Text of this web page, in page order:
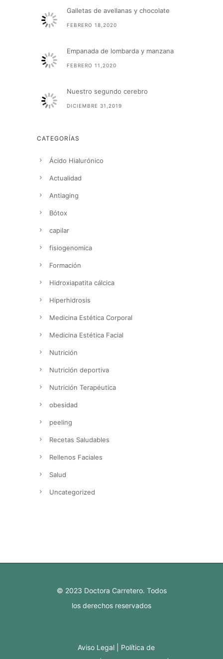
Galletas de avellanas y chocolate
FEBRERO 18,2020
Empanada de lombarda y manzana
FEBRERO 11,2020
Nuestro segundo cerebro
DICIEMBRE 31,2019
CATEGORÍAS
Ácido Hialurónico
Actualidad
Antiaging
Bótox
capilar
fisiogenomica
Formación
Hidroxiapatita cálcica
Hiperhidrosis
Medicina Estética Corporal
Medicina Estética Facial
Nutrición
Nutrición deportiva
Nutrición Terapéutica
obesidad
peeling
Recetas Saludables
Rellenos Faciales
Salud
Uncategorized
© 2023 Doctora Carretero. Todos
los derechos reservados
Aviso Legal
Política de